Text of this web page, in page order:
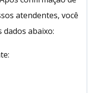
atendentes, você
abaixo: